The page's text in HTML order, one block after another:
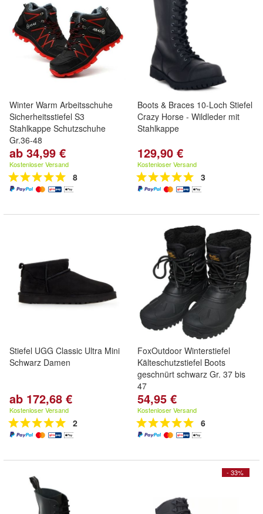
Winter Warm Arbeitsschuhe
Sicherheitsstiefel S3
Stahlkappe Schutzschuhe
Gr.36-48
ab 34,99 €
Kostenloser Versand
8
Boots & Braces 10-Loch Stiefel
Crazy Horse - Wildleder mit
Stahlkappe
129,90 €
Kostenloser Versand
3
Stiefel UGG Classic Ultra Mini
Schwarz Damen
ab 172,68 €
Kostenloser Versand
2
FoxOutdoor Winterstiefel
Kälteschutzstiefel Boots
geschnürt schwarz Gr. 37 bis
47
54,95 €
Kostenloser Versand
6
- 33%